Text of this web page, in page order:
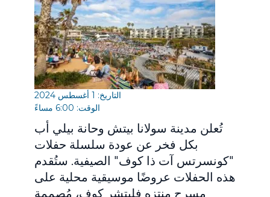
التاريخ: 1 أغسطس 2024
الوقت: 6:00 مساءً
تُعلن مدينة سولانا بيتش وحانة بيلي أب
بكل فخر عن عودة سلسلة حفلات
"كونسرتس آت ذا كوف" الصيفية. ستُقدم
هذه الحفلات عروضًا موسيقية محلية على
مسرح منتزه فليتشر كوف، مُصممة